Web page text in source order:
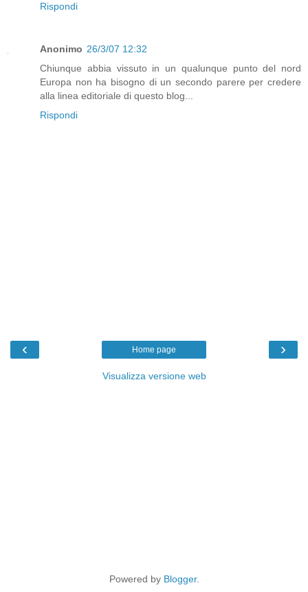
Rispondi
Anonimo 26/3/07 12:32
Chiunque abbia vissuto in un qualunque punto del nord
Europa non ha bisogno di un secondo parere per credere
alla linea editoriale di questo blog...
Rispondi
‹ ›
Home page
Visualizza versione web
Powered by Blogger.